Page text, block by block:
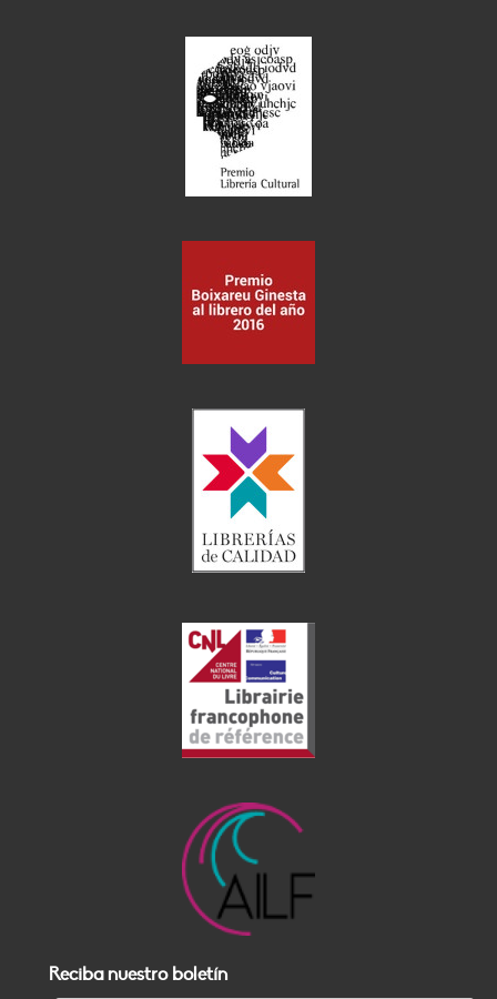
Reciba nuestro boletín